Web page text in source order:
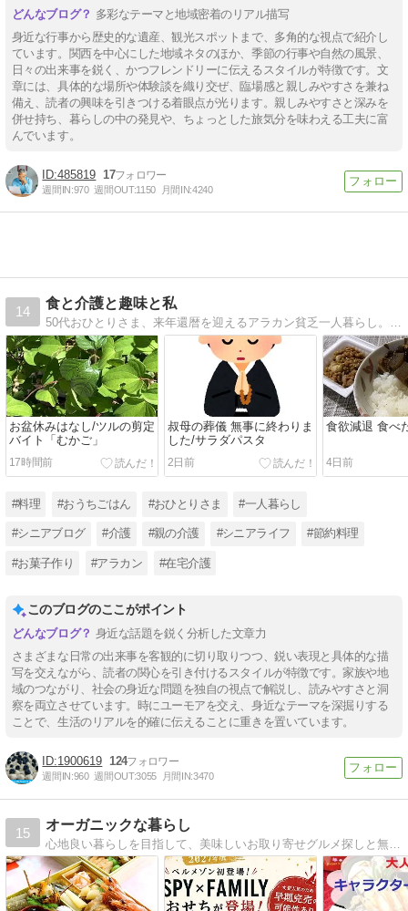
多彩なテーマと地域密着のリアル描写
身近な行事から歴史的な遺産、観光スポットまで、多角的な視点で紹介し
ています。関西を中心にした地域ネタのほか、季節の行事や自然の風景、
日々の出来事を鋭く、かつフレンドリーに伝えるスタイルが特徴です。文
章には、具体的な場所や体験談を織り交ぜ、臨場感と親しみやすさを兼ね
備え、読者の興味を引きつける着眼点が光ります。親しみやすさと深みを
併せ持ち、暮らしの中の発見や、ちょっとした旅気分を味わえる工夫に富
んでいます。
485819 17
週間IN:970 週間OUT:1150 月間IN:4240
14
食と介護と趣味と私
50代おひとりさま、来年還暦を迎えるアラカン貧乏一人暮らし。貯金０円の高齢両親の介護生活のこと、節約自炊料理や趣味のこと、そして口に出しては決して言えない心の吐き出し日記ブログです
お盆休みはなし/ツルの剪定
バイト「むかご」
17時間前
叔母の葬儀 無事に終わりま
した/サラダパスタ
2日前
食欲減退 食べ
4日前
#料理 #おうちごはん #おひとりさま #一人暮らし
#シニアブログ #介護 #親の介護 #シニアライフ #節約料理
#お菓子作り #アラカン #在宅介護
このブログのここがポイント
身近な話題を鋭く分析した文章力
さまざまな日常の出来事を客観的に切り取りつつ、鋭い表現と具体的な描
写を交えながら、読者の関心を引き付けるスタイルが特徴です。家族や地
域のつながり、社会の身近な問題を独自の視点で解説し、読みやすさと洞
察を両立させています。時にユーモアを交え、身近なテーマを深掘りする
ことで、生活のリアルを的確に伝えることに重きを置いています。
1900619 124
週間IN:960 週間OUT:3055 月間IN:3470
15
オーガニックな暮らし